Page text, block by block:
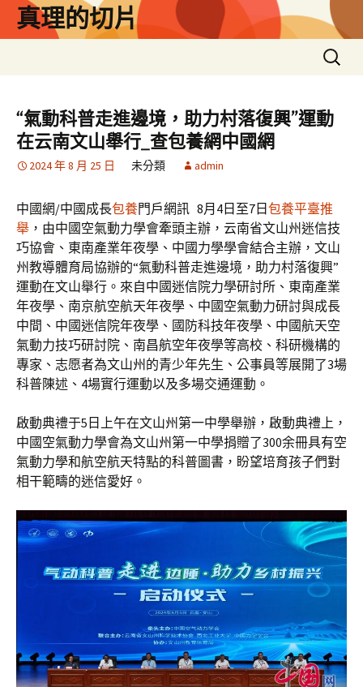
真理的切片
搜
尋
鍵
字:
“氣動科普走進邊境，助力村落復興”運動
在云南文山舉行_查包養網中國網
2024 年 8 月 25 日 未分類 admin
中國網/中國成長包養門戶網訊 8月4日至7日 包養平臺推
舉 ，由中國空氣動力學會牽頭主辦，云南省文山州迷信技
巧協會、東南產業年夜學、中國力學學會結合主辦，文山
州教導體育局協辦的“氣動科普走進邊境，助力村落復興”
運動在文山舉行。來自中國迷信院力學研討所、東南產業
年夜學、南京航空航天年夜學、中國空氣動力研討與成長
中間、中國迷信院年夜學、國防科技年夜學、中國航天空
氣動力技巧研討院、南昌航空年夜學等高校、科研機構的
專家、志愿者為文山州的青少年先生、公事員等展開了3場
科普陳述、4場實行運動以及多場交通運動。
啟動典禮于5日上午在文山州第一中學舉辦，啟動典禮上，
中國空氣動力學會為文山州第一中學捐贈了300余冊具有空
氣動力學和航空航天特點的科普圖書，盼望培育孩子們對
相干範疇的迷信愛好。